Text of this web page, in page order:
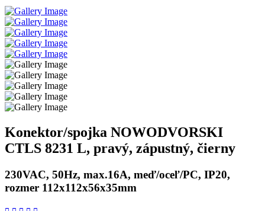
Konektor/spojka NOWODVORSKI
CTLS 8231 L, pravý, zápustný, čierny
230VAC, 50Hz, max.16A, meď/oceľ/PC, IP20,
rozmer 112x112x56x35mm